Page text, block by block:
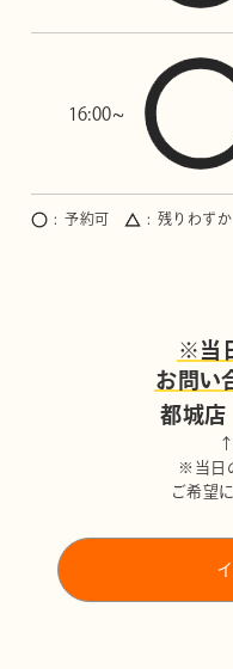
16:00~
予約可 残りわずか
※当
お問い
都城店
※当日
ご希望